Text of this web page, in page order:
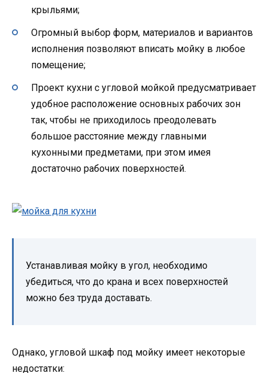
крыльями;
Огромный выбор форм, материалов и вариантов
исполнения позволяют вписать мойку в любое
помещение;
Проект кухни с угловой мойкой предусматривает
удобное расположение основных рабочих зон
так, чтобы не приходилось преодолевать
большое расстояние между главными
кухонными предметами, при этом имея
достаточно рабочих поверхностей.
Устанавливая мойку в угол, необходимо
убедиться, что до крана и всех поверхностей
можно без труда доставать.
Однако, угловой шкаф под мойку имеет некоторые
недостатки: